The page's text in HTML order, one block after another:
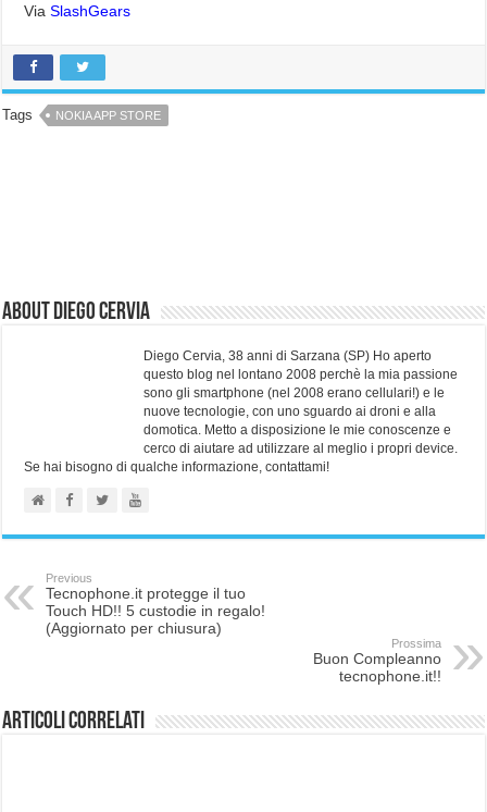
ViaSlashGears
Tags NOKIA APP STORE
About Diego Cervia
Diego Cervia, 38 anni di Sarzana (SP) Ho aperto
questo blog nel lontano 2008 perchè la mia passione
sono gli smartphone (nel 2008 erano cellulari!) e le
nuove tecnologie, con uno sguardo ai droni e alla
domotica. Metto a disposizione le mie conoscenze e
cerco di aiutare ad utilizzare al meglio i propri device.
Se hai bisogno di qualche informazione, contattami!
Previous
Tecnophone.it protegge il tuo
Touch HD!! 5 custodie in regalo!
(Aggiornato per chiusura)
Prossima
Buon Compleanno
tecnophone.it!!
Articoli correlati